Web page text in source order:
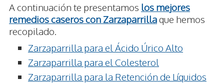
A continuación te presentamos los mejores
remedios caseros con Zarzaparrillaque hemos
recopilado.
Zarzaparrilla para el Ácido Úrico Alto
Zarzaparrilla para el Colesterol
Zarzaparrilla para la Retención de Líquidos